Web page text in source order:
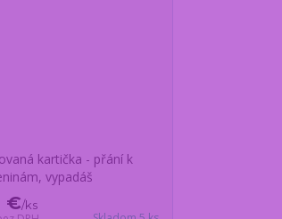
kartička - přání k
vypadáš
€/ks